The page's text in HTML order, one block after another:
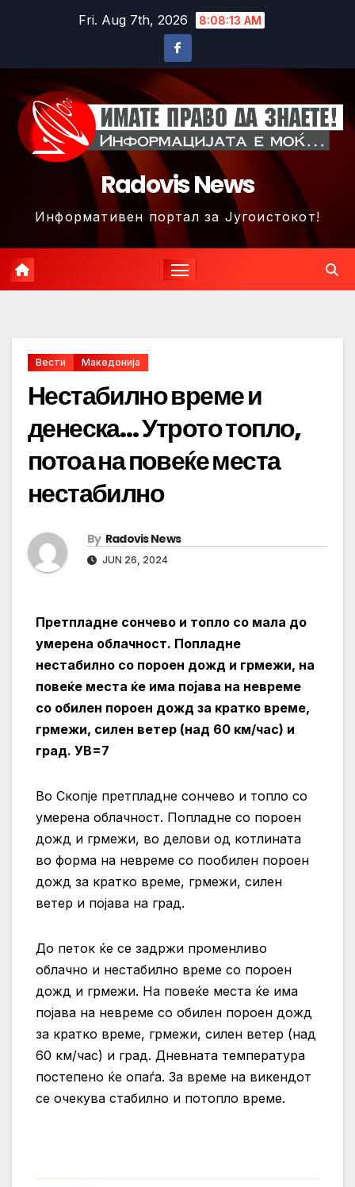
Fri. Aug 7th, 2026 8:08:16 AM
Radovis News
Информативен портал за Југоистокот!
Вести Македонија
Нестабилно време и
денеска… Утрото топло,
потоа на повеќе места
нестабилно
By Radovis News
JUN 26, 2024
Претпладне сончево и топло со мала до
умерена облачност. Попладне
нестабилно со пороен дожд и грмежи, на
повеќе места ќе има појава на невреме
со обилен пороен дожд за кратко време,
грмежи, силен ветер (над 60 км/час) и
град. УВ=7
Во Скопје претпладне сончево и топло со
умерена облачност. Попладне со пороен
дожд и грмежи, во делови од котлината
во форма на невреме со пообилен пороен
дожд за кратко време, грмежи, силен
ветер и појава на град.
До петок ќе се задржи променливо
облачно и нестабилно време со пороен
дожд и грмежи. На повеќе места ќе има
појава на невреме со обилен пороен дожд
за кратко време, грмежи, силен ветер (над
60 км/час) и град. Дневната температура
постепено ќе опаѓа. За време на викендот
се очекува стабилно и потопло време.